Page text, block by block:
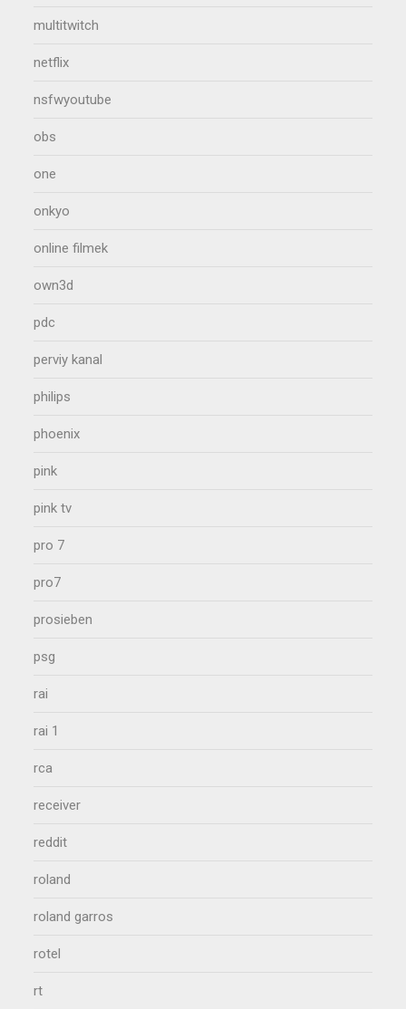
multitwitch
netflix
nsfwyoutube
obs
one
onkyo
online filmek
own3d
pdc
perviy kanal
philips
phoenix
pink
pink tv
pro 7
pro7
prosieben
psg
rai
rai 1
rca
receiver
reddit
roland
roland garros
rotel
rt